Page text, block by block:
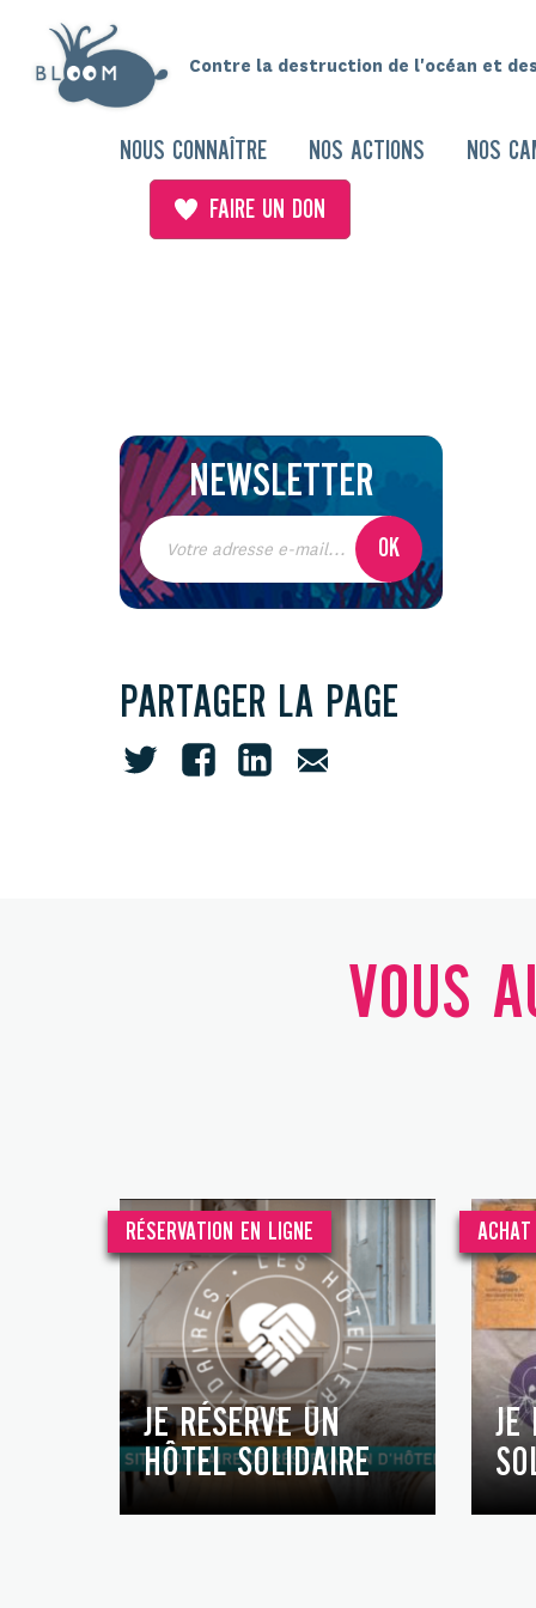
Contre la destruction de l'océan et
NOUS CONNAÎTRE NOS ACTIONS NOS
FAIRE UN DON
NEWSLETTER
PARTAGER LA PAGE
VOUS
RÉSERVATION EN LIGNE
JE RÉSERVE UN
HÔTEL SOLIDAIRE
JE